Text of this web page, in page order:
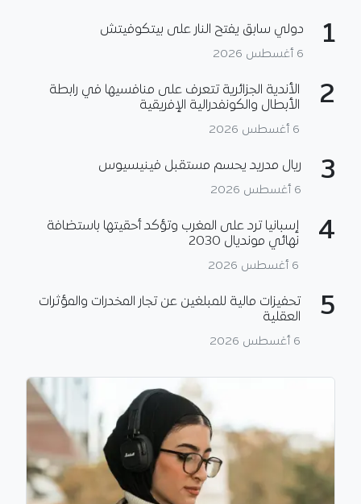
1 دولي سابق يفتح النار على بيتكوفيتش
6 أغسطس 2026
2
الأندية الجزائرية تتعرف على منافسيها في رابطة
الأبطال والكونفدرالية الإفريقية
6 أغسطس 2026
3 ريال مدريد يحسم مستقبل فينيسيوس
6 أغسطس 2026
4
إسبانيا ترد على المغرب وتؤكد أحقيتها باستضافة
نهائي مونديال 2030
6 أغسطس 2026
5
تحفيزات مالية للمبلغين عن تجار المخدرات والمؤثرات
العقلية
6 أغسطس 2026